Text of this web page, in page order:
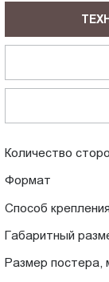
Количество
Формат
Способ крепления
Габаритный
Размер постера,